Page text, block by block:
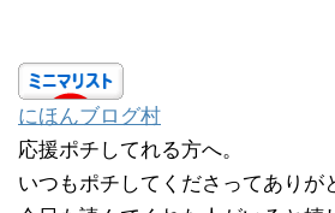
にほんブログ村
応援ポチしてれる方へ。
いつもポチしてくださってありが